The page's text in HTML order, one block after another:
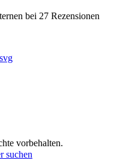
bei 27 Rezensionen
vorbehalten.
suchen